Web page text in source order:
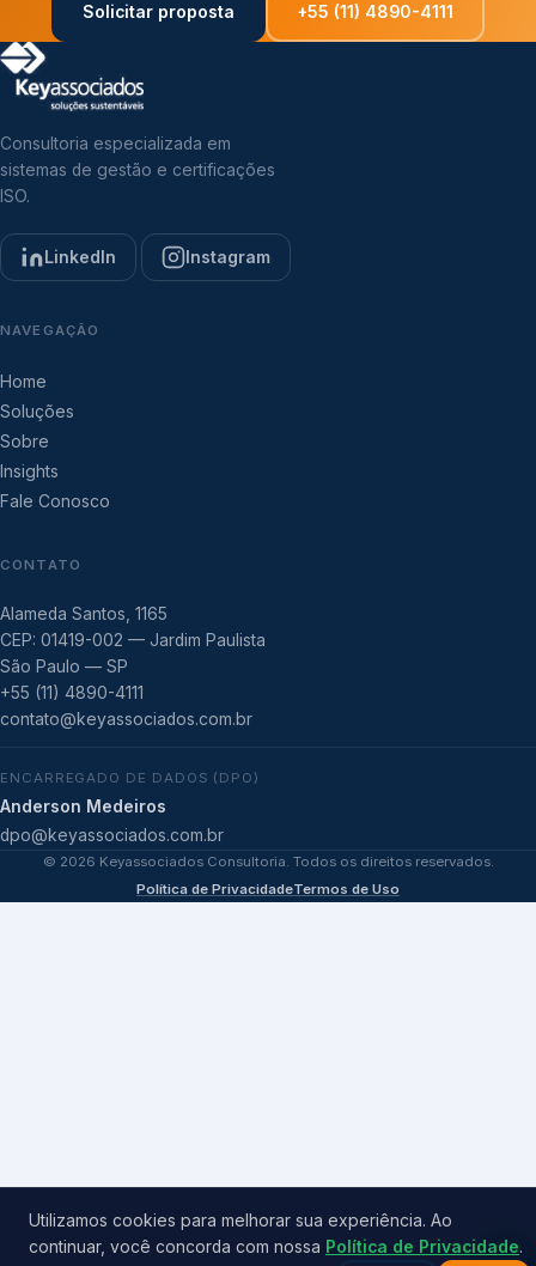
Solicitar proposta +55 (11) 4890-4111
Consultoria especializada em
sistemas de gestão e certificações
ISO.
LinkedIn Instagram
NAVEGAÇÃO
Home
Soluções
Sobre
Insights
Fale Conosco
CONTATO
Alameda Santos, 1165
CEP: 01419-002 — Jardim Paulista
São Paulo — SP
+55 (11) 4890-4111
contato@keyassociados.com.br
ENCARREGADO DE DADOS (DPO)
Anderson Medeiros
dpo@keyassociados.com.br
© 2026 Keyassociados Consultoria. Todos os direitos reservados.
Política de PrivacidadeTermos de Uso
Utilizamos cookies para melhorar sua experiência. Ao
continuar, você concorda com nossa Política de Privacidade.